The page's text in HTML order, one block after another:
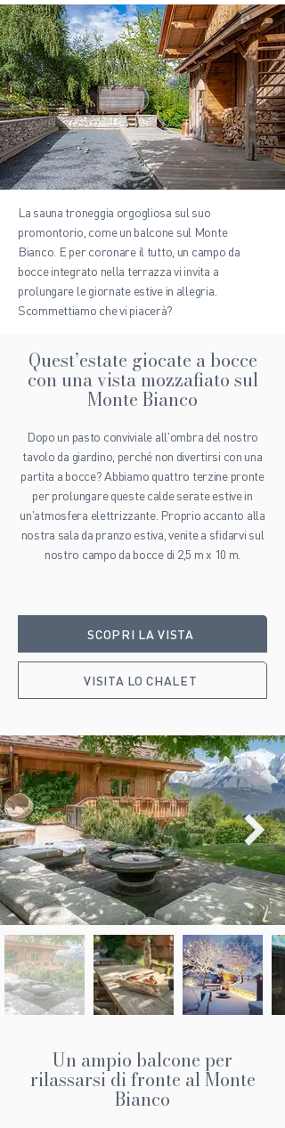
La sauna troneggia orgogliosa sul suo
promontorio, come un balcone sul Monte
Bianco. E per coronare il tutto, un campo da
bocce integrato nella terrazza vi invita a
prolungare le giornate estive in allegria.
Scommettiamo che vi piacerà?
Quest’estate giocate a bocce
con una vista mozzafiato sul
Monte Bianco
Dopo un pasto conviviale all'ombra del nostro
tavolo da giardino, perché non divertirsi con una
partita a bocce? Abbiamo quattro terzine pronte
per prolungare queste calde serate estive in
un'atmosfera elettrizzante. Proprio accanto alla
nostra sala da pranzo estiva, venite a sfidarvi sul
nostro campo da bocce di 2,5 m x 10 m.
SCOPRI LA VISTA
VISITA LO CHALET
Un ampio balcone per
rilassarsi di fronte al Monte
Bianco